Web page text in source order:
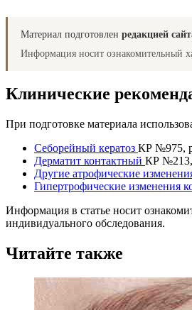
Материал подготовлен редакцией
Информация носит ознакомительный
Клинические
При подготовке материала
Себорейный кератоз КР №975,
Дерматит контактный КР №213,
Другие атрофические
Гипертрофические изменения
Информация в статье носит
индивидуального обследования.
Читайте также